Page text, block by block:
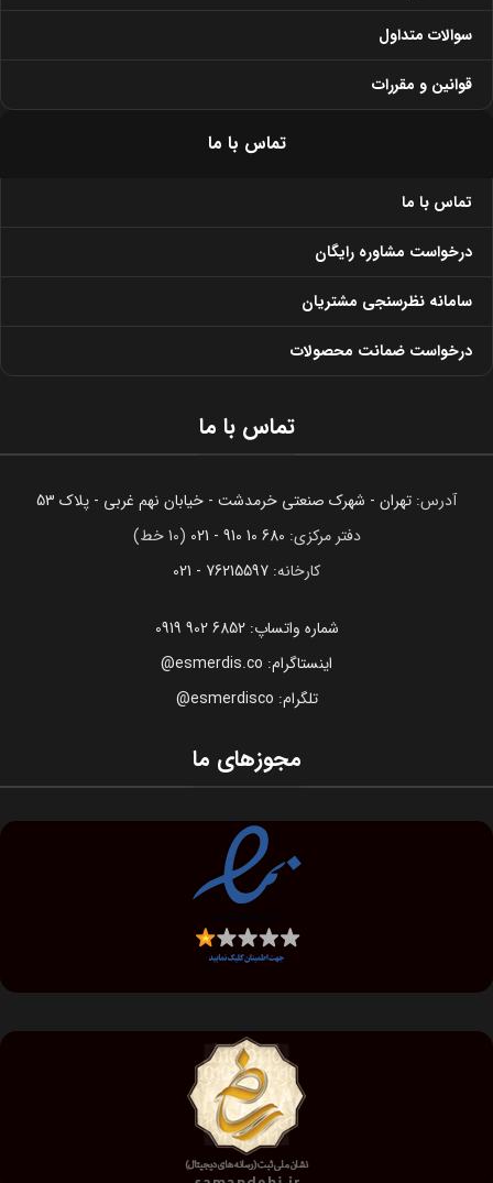
تماس با ما
تماس با ما
درخواست مشاوره رایگان
سامانه نظرسنجی مشتریان
درخواست ضمانت محصولات
سوالات متداول
قوانین و مقررات
تماس با ما
آدرس: تهران - شهرک صنعتی خرمدشت - خیابان نهم غربی - پلاک 53
دفتر مرکزی: 680 10 910 - 021
(10 خط)
کارخانه: 76215597 - 021
شماره واتساپ: 6852 902 0919
اینستاگرام: esmerdis.co@
تلگرام: esmerdisco@
مجوزهای ما